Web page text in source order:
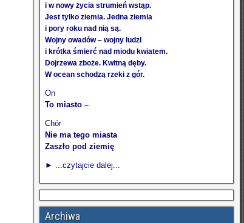
i w nowy życia strumień wstąp.
Jest tylko ziemia. Jedna ziemia
i pory roku nad nią są.
Wojny owadów – wojny ludzi
i krótka śmierć nad miodu kwiatem.
Dojrzewa zboże. Kwitną dęby.
W ocean schodzą rzeki z gór.
On
To miasto –
Chór
Nie ma tego miasta
Zaszło pod ziemię
► ...czytajcie dalej...
Archiwa